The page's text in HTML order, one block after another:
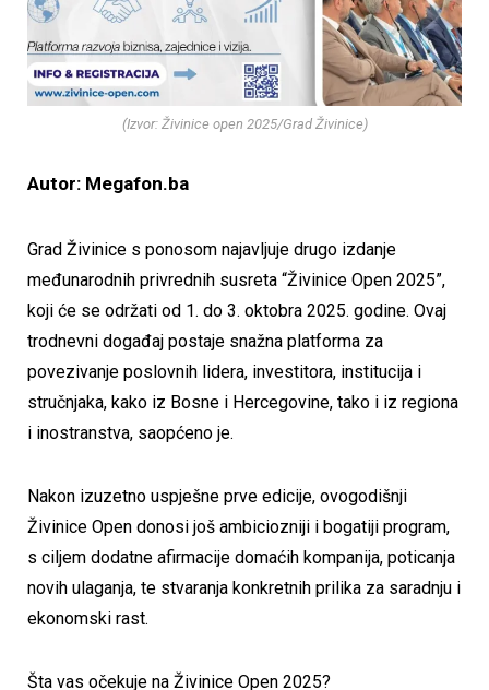
(Izvor: Živinice open 2025/Grad Živinice)
Autor: Megafon.ba
Grad Živinice s ponosom najavljuje drugo izdanje
međunarodnih privrednih susreta “Živinice Open 2025”,
koji će se održati od 1. do 3. oktobra 2025. godine. Ovaj
trodnevni događaj postaje snažna platforma za
povezivanje poslovnih lidera, investitora, institucija i
stručnjaka, kako iz Bosne i Hercegovine, tako i iz regiona
i inostranstva, saopćeno je.
Nakon izuzetno uspješne prve edicije, ovogodišnji
Živinice Open donosi još ambiciozniji i bogatiji program,
s ciljem dodatne afirmacije domaćih kompanija, poticanja
novih ulaganja, te stvaranja konkretnih prilika za saradnju i
ekonomski rast.
Šta vas očekuje na Živinice Open 2025?